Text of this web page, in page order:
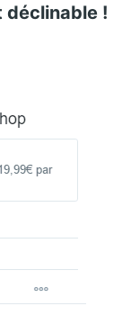
déclinable !